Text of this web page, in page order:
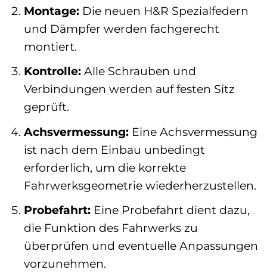
Montage:Die neuen H&R Spezialfedern
und Dämpfer werden fachgerecht
montiert.
Kontrolle:Alle Schrauben und
Verbindungen werden auf festen Sitz
geprüft.
Achsvermessung:Eine Achsvermessung
ist nach dem Einbau unbedingt
erforderlich, um die korrekte
Fahrwerksgeometrie wiederherzustellen.
Probefahrt:Eine Probefahrt dient dazu,
die Funktion des Fahrwerks zu
überprüfen und eventuelle Anpassungen
vorzunehmen.